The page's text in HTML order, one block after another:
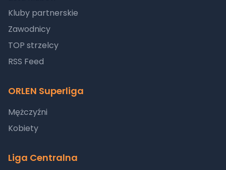
Kluby partnerskie
Zawodnicy
TOP strzelcy
RSS Feed
ORLEN Superliga
Mężczyźni
Kobiety
Liga Centralna